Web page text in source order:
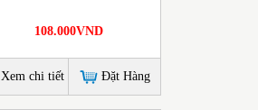
108.000VND
Xem chi tiết Đặt Hàng